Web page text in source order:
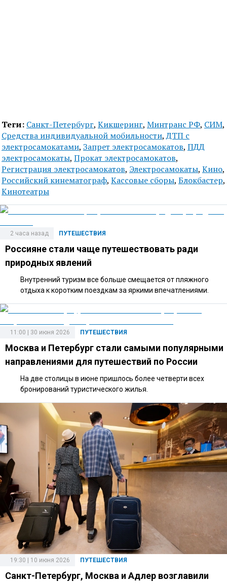
Теги: Санкт-Петербург, Кикшеринг, Минтранс РФ, СИМ,
Средства индивидуальной мобильности,ДТП с
электросамокатами, Запрет электросамокатов, ПДД
электросамокаты, Прокат электросамокатов,
Регистрация электросамокатов, Электросамокаты, Кино,
Российский кинематограф, Кассовые сборы, Блокбастер,
Кинотеатры
ПУТЕШЕСТВИЯ
2 часа назад
Россияне стали чаще путешествовать ради
природных явлений
Внутренний туризм все больше смещается от пляжного
отдыха к коротким поездкам за яркими впечатлениями.
ПУТЕШЕСТВИЯ
11:00 | 30 июня 2026
Москва и Петербург стали самыми популярными
направлениями для путешествий по России
На две столицы в июне пришлось более четверти всех
бронирований туристического жилья.
ПУТЕШЕСТВИЯ
19:30 | 10 июня 2026
Санкт-Петербург, Москва и Адлер возглавили